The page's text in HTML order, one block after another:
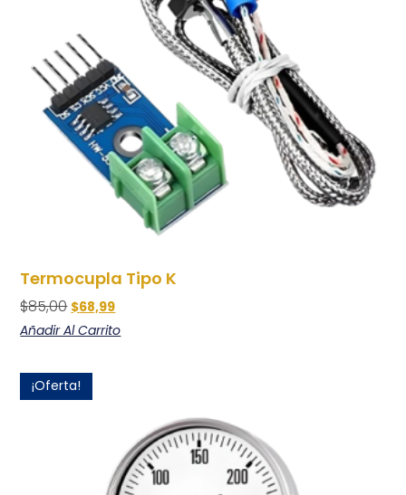
Termocupla Tipo K
$85,00 $68,99
Añadir Al Carrito
¡Oferta!